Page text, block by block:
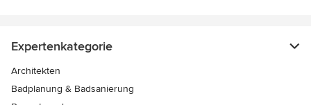
Expertenkategorie
Architekten
Badplanung & Badsanierung